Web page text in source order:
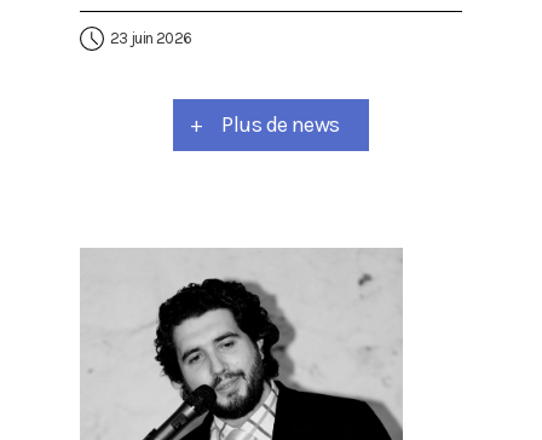
23 juin 2026
+ Plus de news